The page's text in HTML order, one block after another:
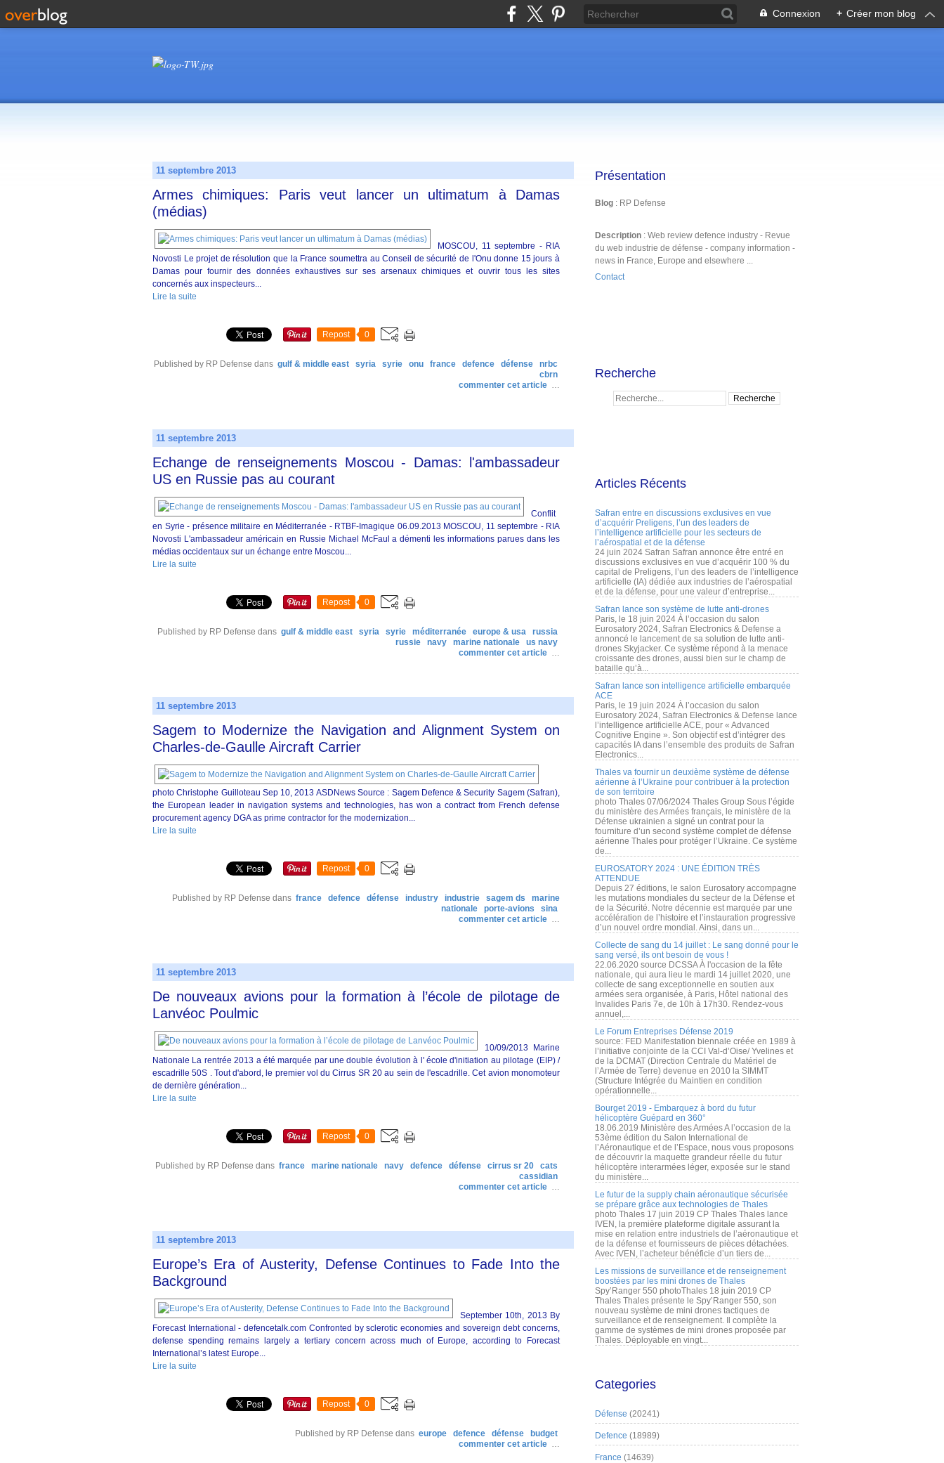
Connexion + Créer mon blog
11 septembre 2013
Armes chimiques: Paris veut lancer un ultimatum à Damas
(médias)
MOSCOU, 11 septembre - RIA
Novosti Le projet de résolution que la France soumettra au Conseil de sécurité de l'Onu donne 15 jours à
Damas pour fournir des données exhaustives sur ses arsenaux chimiques et ouvrir tous les sites
concernés aux inspecteurs...
Lire la suite
Repost 0
Published by RP Defense dans gulf & middle east syria syrie onu france defence défense
nrbc
cbrn
commenter cet article …
11 septembre 2013
Echange de renseignements Moscou - Damas: l'ambassadeur
US en Russie pas au courant
Conflit
en Syrie - présence militaire en Méditerranée - RTBF-Imagique 06.09.2013 MOSCOU, 11 septembre - RIA
Novosti L'ambassadeur américain en Russie Michael McFaul a démenti les informations parues dans les
médias occidentaux sur un échange entre Moscou...
Lire la suite
Repost 0
Published by RP Defense dans gulf & middle east syria syrie méditerranée europe & usa
russia
russie
navy marine nationale
us navy
commenter cet article …
11 septembre 2013
Sagem to Modernize the Navigation and Alignment System on
Charles-de-Gaulle Aircraft Carrier
photo Christophe Guilloteau Sep 10, 2013 ASDNews Source : Sagem Defence & Security Sagem (Safran),
the European leader in navigation systems and technologies, has won a contract from French defense
procurement agency DGA as prime contractor for the modernization...
Lire la suite
Repost 0
Published by RP Defense dans france defence défense industry industrie sagem ds
marine
nationale
porte-avions
sina
commenter cet article …
11 septembre 2013
De nouveaux avions pour la formation à l’école de pilotage de
Lanvéoc Poulmic
10/09/2013 Marine
Nationale La rentrée 2013 a été marquée par une double évolution à l' école d'initiation au pilotage (EIP) /
escadrille 50S . Tout d'abord, le premier vol du Cirrus SR 20 au sein de l'escadrille. Cet avion monomoteur
de dernière génération...
Lire la suite
Repost 0
Published by RP Defense dans france marine nationale navy defence défense cirrus sr 20
cats
cassidian
commenter cet article …
11 septembre 2013
Europe’s Era of Austerity, Defense Continues to Fade Into the
Background
September 10th, 2013 By
Forecast International - defencetalk.com Confronted by sclerotic economies and sovereign debt concerns,
defense spending remains largely a tertiary concern across much of Europe, according to Forecast
International’s latest Europe...
Lire la suite
Repost 0
Published by RP Defense dans europe defence défense
budget
commenter cet article …
Présentation
Blog : RP Defense
Description : Web review defence industry - Revue
du web industrie de défense - company information -
news in France, Europe and elsewhere ...
Contact
Recherche
Articles Récents
Safran entre en discussions exclusives en vue
d’acquérir Preligens, l’un des leaders de
l’intelligence artificielle pour les secteurs de
l’aérospatial et de la défense
24 juin 2024 Safran Safran annonce être entré en
discussions exclusives en vue d’acquérir 100 % du
capital de Preligens, l’un des leaders de l’intelligence
artificielle (IA) dédiée aux industries de l’aérospatial
et de la défense, pour une valeur d’entreprise...
Safran lance son système de lutte anti-drones
Paris, le 18 juin 2024 À l’occasion du salon
Eurosatory 2024, Safran Electronics & Defense a
annoncé le lancement de sa solution de lutte anti-
drones Skyjacker. Ce système répond à la menace
croissante des drones, aussi bien sur le champ de
bataille qu’à...
Safran lance son intelligence artificielle embarquée
ACE
Paris, le 19 juin 2024 À l’occasion du salon
Eurosatory 2024, Safran Electronics & Defense lance
l’intelligence artificielle ACE, pour « Advanced
Cognitive Engine ». Son objectif est d’intégrer des
capacités IA dans l’ensemble des produits de Safran
Electronics...
Thales va fournir un deuxième système de défense
aérienne à l’Ukraine pour contribuer à la protection
de son territoire
photo Thales 07/06/2024 Thales Group Sous l’égide
du ministère des Armées français, le ministère de la
Défense ukrainien a signé un contrat pour la
fourniture d’un second système complet de défense
aérienne Thales pour protéger l’Ukraine. Ce système
de...
EUROSATORY 2024 : UNE ÉDITION TRÈS
ATTENDUE
Depuis 27 éditions, le salon Eurosatory accompagne
les mutations mondiales du secteur de la Défense et
de la Sécurité. Notre décennie est marquée par une
accélération de l’histoire et l’instauration progressive
d’un nouvel ordre mondial. Ainsi, dans un...
Collecte de sang du 14 juillet : Le sang donné pour le
sang versé, ils ont besoin de vous !
22.06.2020 source DCSSA À l'occasion de la fête
nationale, qui aura lieu le mardi 14 juillet 2020, une
collecte de sang exceptionnelle en soutien aux
armées sera organisée, à Paris, Hôtel national des
Invalides Paris 7e, de 10h à 17h30. Rendez-vous
annuel,...
Le Forum Entreprises Défense 2019
source: FED Manifestation biennale créée en 1989 à
l’initiative conjointe de la CCI Val-d’Oise/ Yvelines et
de la DCMAT (Direction Centrale du Matériel de
l’Armée de Terre) devenue en 2010 la SIMMT
(Structure Intégrée du Maintien en condition
opérationnelle...
Bourget 2019 - Embarquez à bord du futur
hélicoptère Guépard en 360°
18.06.2019 Ministère des Armées A l’occasion de la
53ème édition du Salon International de
l’Aéronautique et de l’Espace, nous vous proposons
de découvrir la maquette grandeur réelle du futur
hélicoptère interarmées léger, exposée sur le stand
du ministère...
Le futur de la supply chain aéronautique sécurisée
se prépare grâce aux technologies de Thales
photo Thales 17 juin 2019 CP Thales Thales lance
IVEN, la première plateforme digitale assurant la
mise en relation entre industriels de l’aéronautique et
de la défense et fournisseurs de pièces détachées.
Avec IVEN, l’acheteur bénéficie d’un tiers de...
Les missions de surveillance et de renseignement
boostées par les mini drones de Thales
Spy’Ranger 550 photoThales 18 juin 2019 CP
Thales Thales présente le Spy’Ranger 550, son
nouveau système de mini drones tactiques de
surveillance et de renseignement. Il complète la
gamme de systèmes de mini drones proposée par
Thales. Déployable en vingt...
Categories
Défense (20241)
Defence (18989)
France (14639)